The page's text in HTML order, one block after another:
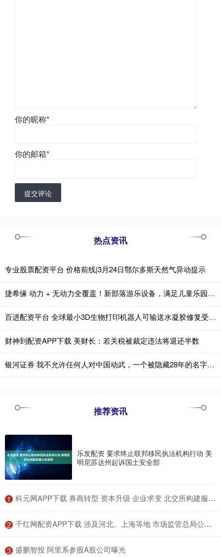
你的昵称*
你的邮箱*
提交评论
热点资讯
专业股票配资平台 价格前线|3月24日鄂尔多斯天然气异动提示
捷希缘 动力 + 无动力全覆盖！新部落游乐设备，满足儿童乐园多元需求
百进配资平台 全球最小3D生物打印机器人可输送水凝胶修复受损声带
财神到配资APP下载 美财长：若关税被裁定违法将退还半数
银河证券 我不允许任何人对中国动武，一个被隐藏28年的名字，用一声巨响让世界为之颤抖
推荐资讯
乐发配资 要求终止联邦移民执法机构行动 美
明尼苏达州起诉国土安全部
1 ​科元网APP下载 券商转型 资本升级 企业求变 北交所构建服务专精特新中小企业新生态
2 ​千红网配资APP下载 涉及河北、上海等地 市场监管总局公布8起机动车检验机构违法典型案例
3 ​盛鹏智投 阿里系参股A股公司曝光